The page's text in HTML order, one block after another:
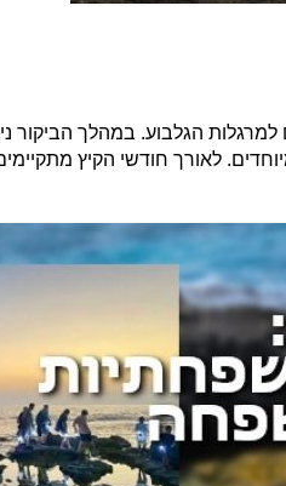
הגלבוע. במהלך הביקור
לאורך חודשי הקיץ